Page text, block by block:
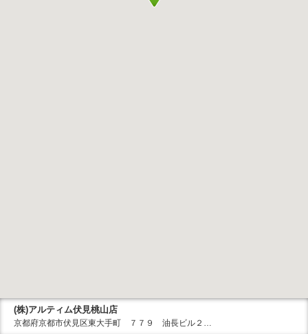
(株)アルティム伏見桃山店
京都府京都市伏見区東大手町 ７７９ 油長ビル２…